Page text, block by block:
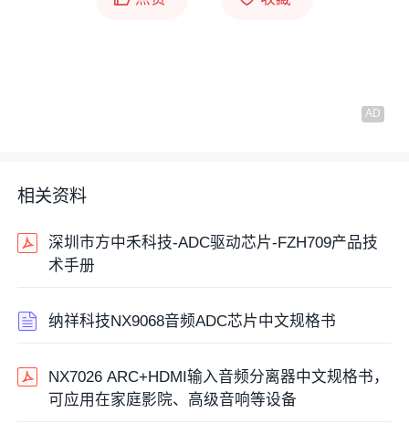
相关资料
深圳市方中禾科技-ADC驱动芯片-FZH709产品技
术手册
纳祥科技NX9068音频ADC芯片中文规格书
NX7026 ARC+HDMI输入音频分离器中文规格书，
可应用在家庭影院、高级音响等设备